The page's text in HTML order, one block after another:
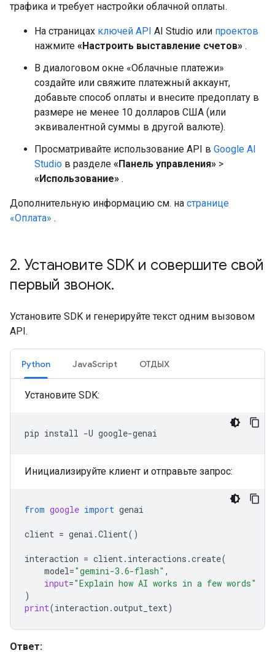
трафика и требует настройки облачной оплаты.
На страницах ключей API AI Studio или проектов
нажмите «Настроить выставление счетов» .
В диалоговом окне «Облачные платежи»
создайте или свяжите платежный аккаунт,
добавьте способ оплаты и внесите предоплату в
размере не менее 10 долларов США (или
эквивалентной суммы в другой валюте).
Просматривайте использование API в Google AI
Studio в разделе «Панель управления» >
«Использование» .
Дополнительную информацию см. на странице
«Оплата» .
2. Установите SDK и совершите свой
первый звонок.
Установите SDK и генерируйте текст одним вызовом
API.
Python JavaScript ОТДЫХ
Установите SDK:
pip install -U
Инициализируйте клиент и отправьте запрос:
from google import genai
client = genai .Client()
interaction = client. interactions .create(
model="gemini-3.6-flash" ,
input="Explain how AI works in a few words"
)
print(interaction .output_text)
Ответ: